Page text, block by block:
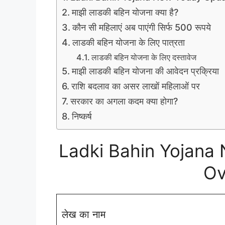
माझी लाडकी बहिन योजना क्या है?
कौन सी महिलाएं अब पाएंगी सिर्फ 500 रूपये
लाडकी बहिन योजना के लिए पात्रता
लाडकी बहिन योजना के लिए दस्तावेज
माझी लाडकी बहिन योजना की आवेदन प्रक्रिया
राशि बदलाव का असर लाखों महिलाओं पर
सरकार का अगला कदम क्या होगा?
निष्कर्ष
Ladki Bahin
लेख का नाम